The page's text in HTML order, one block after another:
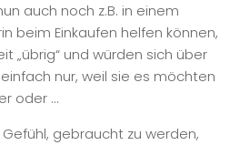
auch noch z.B. in einem
beim Einkaufen helfen können,
„übrig“ und würden sich über
nur, weil sie es möchten
oder …
gebraucht zu werden,